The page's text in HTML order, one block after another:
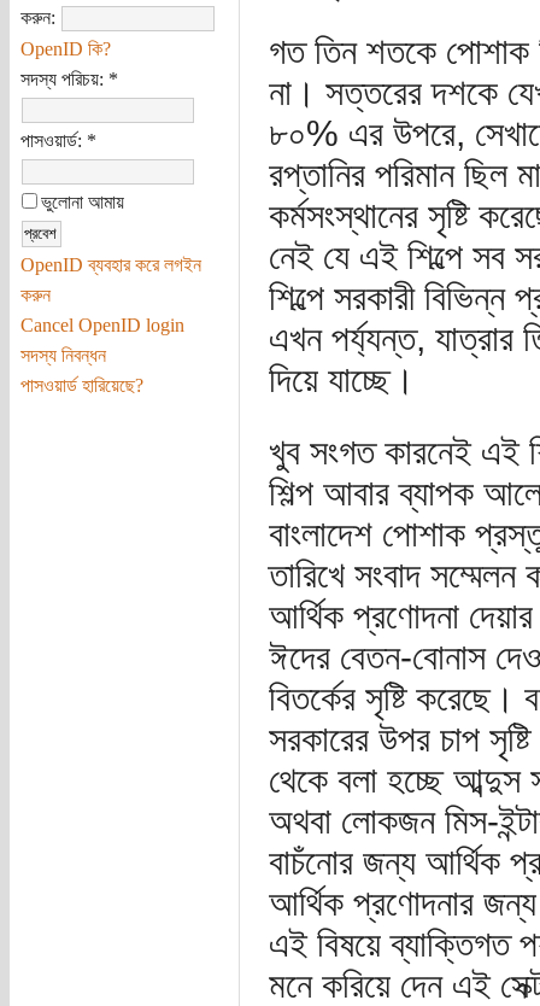
করুন:
OpenID কি?
সদস্য পরিচয়: *
পাসওয়ার্ড: *
ভুলোনা আমায়
OpenID ব্যবহার করে লগইন
করুন
Cancel OpenID login
সদস্য নিবন্ধন
পাসওয়ার্ড হারিয়েছে?
গত তিন শতকে পোশাক
না। সত্তরের দশকে
৮০% এর উপরে,
রপ্তানির পরিমান
কর্মসংস্থানের সৃষ্টি
নেই যে এই শিল্পে সব
শিল্পে সরকারী
এখন পর্য্যন্ত, যাত্রার
দিয়ে যাচ্ছে।
খুব সংগত কারনেই এই
শিল্প আবার ব্যাপক
বাংলাদেশ পোশাক
তারিখে সংবাদ
আর্থিক প্রণোদনা
ঈদের বেতন-বোনাস
বিতর্কের সৃষ্টি করেছে।
সরকারের উপর চাপ
থেকে বলা হচ্ছে আব্দুস
অথবা লোকজন মিস-
বাচঁনোর জন্য আর্থিক
আর্থিক প্রণোদনার
এই বিষয়ে ব্যাক্তিগত
মনে করিয়ে দেন এই